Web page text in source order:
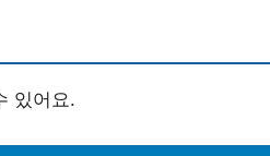
있어요.